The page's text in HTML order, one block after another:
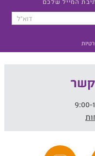
קשר